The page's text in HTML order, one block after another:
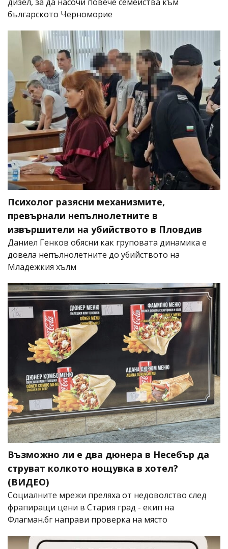
българското Черноморие
Психолог разясни механизмите,
превърнали непълнолетните в
извършители на убийството в Пловдив
Даниел Генков обясни как груповата динамика е
довела непълнолетните до убийството на
Младежкия хълм
Възможно ли е два дюнера в Несебър да
струват колкото нощувка в хотел?
(ВИДЕО)
Социалните мрежи преляха от недоволство след
фрапиращи цени в Стария град - екип на
Флагман.бг направи проверка на място